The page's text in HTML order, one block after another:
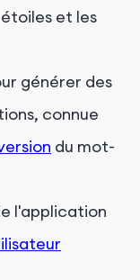
et les
générer des
connue
du mot-
l'application